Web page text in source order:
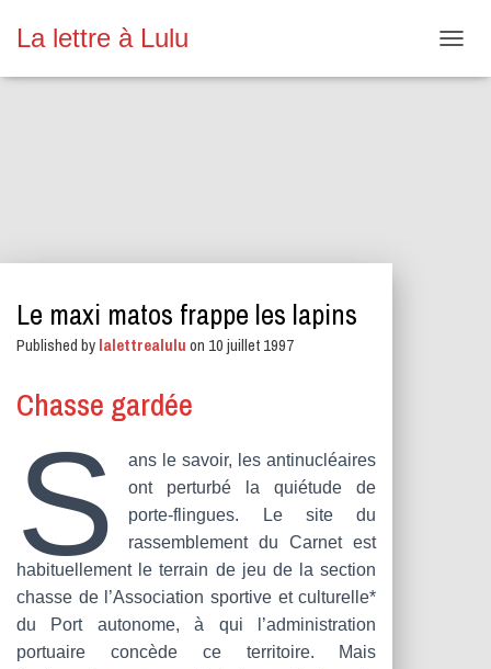
La lettre à Lulu
U
Le maxi matos frappe les lapins
Published bylalettrealuluon 10 juillet 1997
Chasse gardée
S
ans le savoir, les antinucléaires
ont perturbé la quiétude de
porte-flingues. Le site du
rassemblement du Carnet est
habituellement le terrain de jeu de la section
chasse de l’Association sportive et culturelle*
du Port autonome, à qui l’administration
portuaire concède ce territoire. Mais